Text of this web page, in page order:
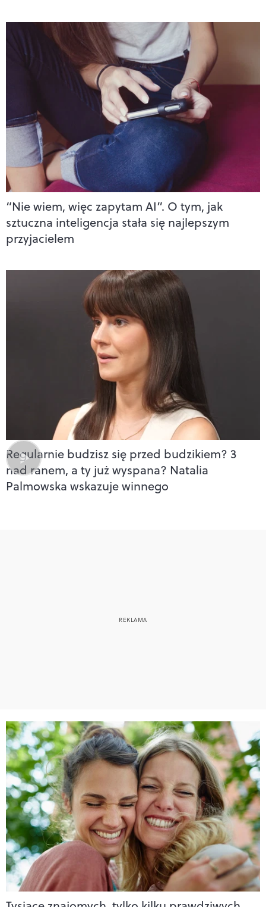
“Nie wiem, więc zapytam AI”. O tym, jak
sztuczna inteligencja stała się najlepszym
przyjacielem
Regularnie budzisz się przed budzikiem? 3
nad ranem, a ty już wyspana? Natalia
Palmowska wskazuje winnego